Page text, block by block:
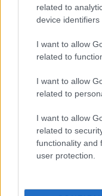
related to
device identifiers
I want to allow
related to
I want to allow
related to
I want to allow
related to
functionality and
user protection.
Luigi Bisignani
Caro
voleva.
battitore